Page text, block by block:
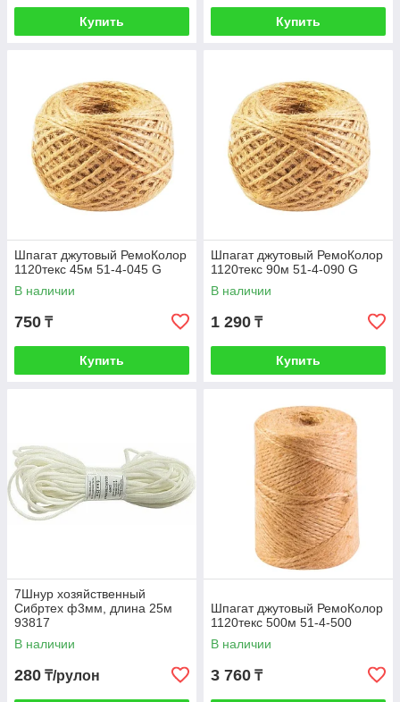
Купить Купить
Шпагат джутовый РемоКолор
1120текс 45м 51-4-045 G
В наличии
750 ₸
Купить
Шпагат джутовый РемоКолор
1120текс 90м 51-4-090 G
В наличии
1 290 ₸
Купить
7Шнур хозяйственный
Сибртех ф3мм, длина 25м
93817
В наличии
280 ₸/рулон
Шпагат джутовый РемоКолор
1120текс 500м 51-4-500
В наличии
3 760 ₸